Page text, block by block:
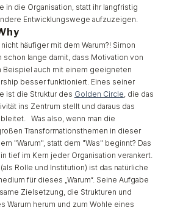
in die Organisation, statt ihr langfristig
Entwicklungswege aufzuzeigen.
häufiger mit dem Warum?! Simon
schon lange damit, dass Motivation von
Beispiel auch mit einem geeigneten
besser funktioniert. Eines seiner
ist die Struktur des Golden Circle , die das
ins Zentrum stellt und daraus das
Was also, wenn man die
Transformationsthemen in dieser
"Warum", statt dem "Was" beginnt? Das
tief im Kern jeder Organisation verankert.
Rolle und Institution) ist das natürliche
für dieses „Warum“. Seine Aufgabe
Zielsetzung, die Strukturen und
Warum herum und zum Wohle eines